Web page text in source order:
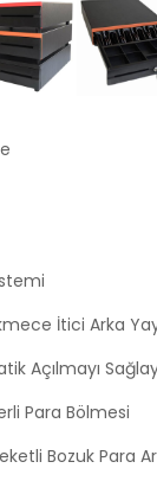
İtici Arka
Açılmayı
Para Bölmesi
Bozuk Para